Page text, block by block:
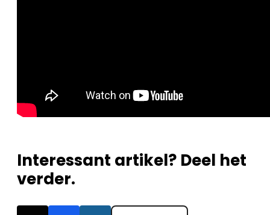
Interessant artikel? Deel het
verder.